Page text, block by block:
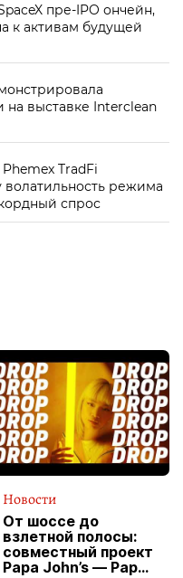
пре-IPO ончейн,
к активам будущей
выставке Interclean
TradFi
волатильность режима
спрос
Новости
От шоссе до
взлетной полосы:
совместный проект
Papa John’s — Papa